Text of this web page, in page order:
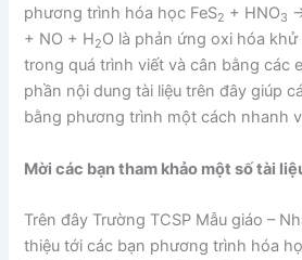
phương trình hóa học FeS2 + HNO3
+ NO + H2O là phản ứng oxi hóa
trong quá trình viết và cân bằng các
phần nội dung tài liệu trên đây giúp
bằng phương trình một cách nhanh
Mời các bạn tham khảo một số tài
Trên đây Trường TCSP Mẫu giáo –
thiệu tới các bạn phương trình hóa